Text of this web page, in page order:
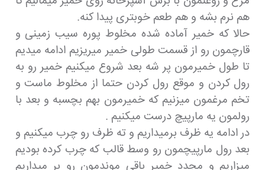
هم نرم بشه و هم طعم خوبتری پیدا کنه.
حالا که خمیر آماده شده مخلوط پوره سیب زمینی و
قارچمون رو از قسمت طولی خمیر میریزیم ادامه میدیم
تا طول خمیرمون پر شه بعد شروع میکنیم خمیر رو به
رول کردن و موقع رول کردن حتما از مخلوط ماست و
تخم مرغمون میزنیم که خمیرمون بهم بچسبه و بعد با
رولمون یه مارپیچ درست میکنیم .
در ادامه یه ظرف برمیداریم و ته ظرف رو چرب میکنیم و
بعد رول مارپیچمون رو وسط قالب که چرب کرده بودیم
میزاریم و مجدد خمیر باقی موندمون رو بر میداریم